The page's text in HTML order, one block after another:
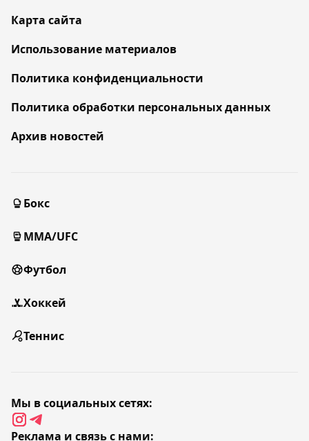
Карта сайта
Использование материалов
Политика конфиденциальности
Политика обработки персональных данных
Архив новостей
Бокс
MMA/UFC
Футбол
Хоккей
Теннис
Мы в социальных сетях:
Реклама и связь с нами: